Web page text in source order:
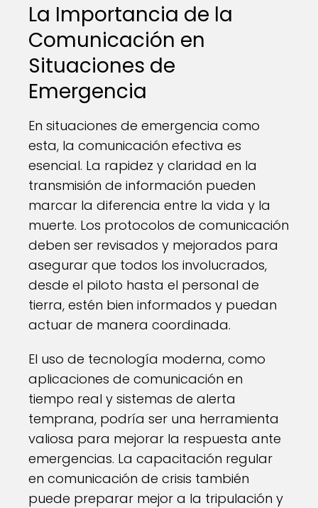
La Importancia de la
Comunicación en
Situaciones de
Emergencia
En situaciones de emergencia como
esta, la comunicación efectiva es
esencial. La rapidez y claridad en la
transmisión de información pueden
marcar la diferencia entre la vida y la
muerte. Los protocolos de comunicación
deben ser revisados y mejorados para
asegurar que todos los involucrados,
desde el piloto hasta el personal de
tierra, estén bien informados y puedan
actuar de manera coordinada.
El uso de tecnología moderna, como
aplicaciones de comunicación en
tiempo real y sistemas de alerta
temprana, podría ser una herramienta
valiosa para mejorar la respuesta ante
emergencias. La capacitación regular
en comunicación de crisis también
puede preparar mejor a la tripulación y